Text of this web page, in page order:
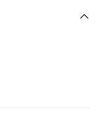
die
machen
Nutzer, die
Standards